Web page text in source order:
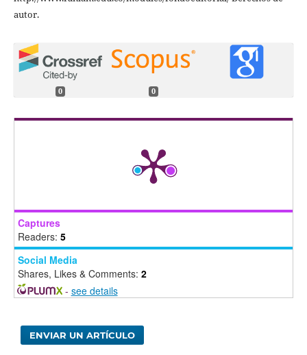
autor.
0 0
Captures
Readers: 5
Social Media
Shares, Likes & Comments: 2
- see details
ENVIAR UN ARTÍCULO